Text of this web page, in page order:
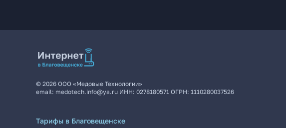
© 2026 ООО «Медовые Технологии»
email: medotech.info@ya.ru ИНН: 0278180571 ОГРН: 1110280037526
Тарифы в Благовещенске